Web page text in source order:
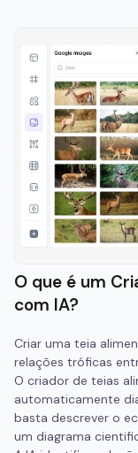
O que é um
com IA?
Criar uma teia
relações tróficas
O criador de teias
automaticamente
basta descrever o
um diagrama